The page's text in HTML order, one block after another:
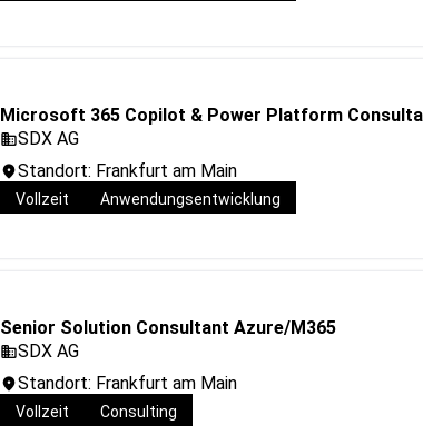
Microsoft 365 Copilot & Power Platform
SDX AG
Standort: Frankfurt am Main
Vollzeit Anwendungsentwicklung
Senior Solution Consultant Azure/M365
SDX AG
Standort: Frankfurt am Main
Vollzeit Consulting